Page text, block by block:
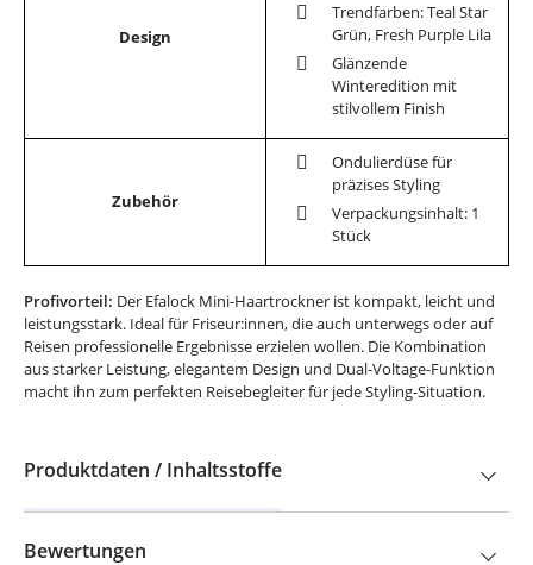
Design
Trendfarben: Teal Star
Grün, Fresh Purple Lila
Glänzende
Winteredition mit
stilvollem Finish
Zubehör
Ondulierdüse für
präzises Styling
Verpackungsinhalt: 1
Stück
Profivorteil: Der Efalock Mini-Haartrockner ist kompakt, leicht und
leistungsstark. Ideal für Friseur:innen, die auch unterwegs oder auf
Reisen professionelle Ergebnisse erzielen wollen. Die Kombination
aus starker Leistung, elegantem Design und Dual-Voltage-Funktion
macht ihn zum perfekten Reisebegleiter für jede Styling-Situation.
Produktdaten / Inhaltsstoffe
Bewertungen